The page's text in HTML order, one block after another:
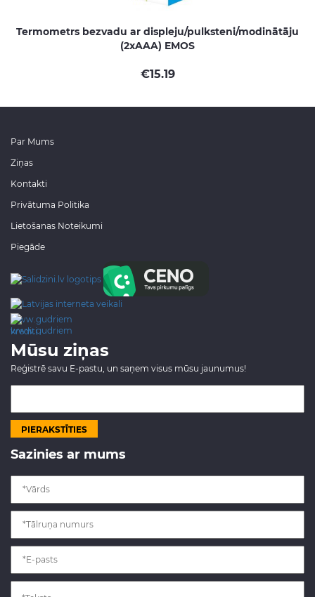
Termometrs bezvadu ar displeju/pulksteni/modinātāju
(2xAAA) EMOS
€15.19
Par Mums
Ziņas
Kontakti
Privātuma Politika
Lietošanas Noteikumi
Piegāde
www.gudriem.lv/atrie-
krediti
Mūsu ziņas
Reģistrē savu E-pastu, un saņem visus mūsu jaunumus!
Sazinies ar mums